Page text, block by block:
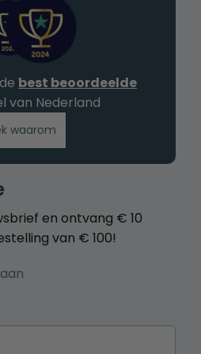
en ontvang € 10
van € 100!
best beoordeelde
van Nederland
waarom